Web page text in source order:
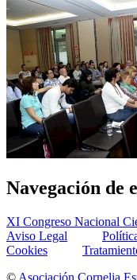
Navegación de
XI Congreso Nacional
Aviso Legal
Cookies
© Asociación Cornelia